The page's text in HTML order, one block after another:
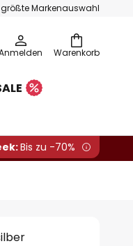
Markenauswahl
Warenkorb
Bis zu -70%